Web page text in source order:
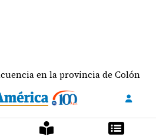
la provincia de Colón